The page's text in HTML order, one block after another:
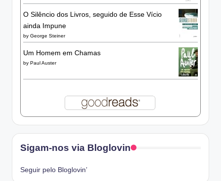
O Silêncio dos Livros, seguido de Esse Vício
ainda Impune
by George Steiner
Um Homem em Chamas
by Paul Auster
Sigam-nos via Bloglovin
Seguir pelo Bloglovin’